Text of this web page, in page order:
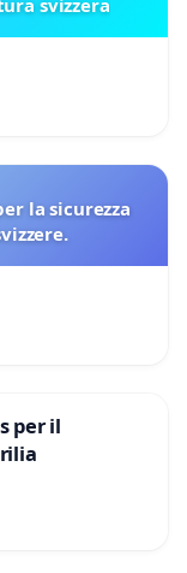
svizzera
la sicurezza
per il